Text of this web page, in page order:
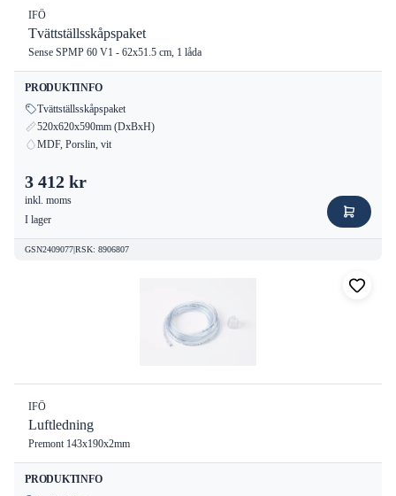
IFÖ
Tvättställsskåpspaket
Sense SPMP 60 V1 - 62x51.5 cm, 1 låda
PRODUKTINFO
Tvättställsskåpspaket
520x620x590mm (DxBxH)
MDF, Porslin, vit
3 412 kr
inkl. moms
I lager
GSN2409077|RSK: 8906807
IFÖ
Luftledning
Premont 143x190x2mm
PRODUKTINFO